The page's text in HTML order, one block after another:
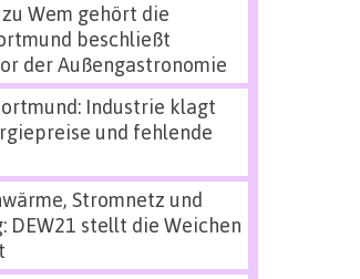
zu Wem gehört die
beschließt
der Außengastronomie
Industrie klagt
und fehlende
Stromnetz und
DEW21 stellt die Weichen